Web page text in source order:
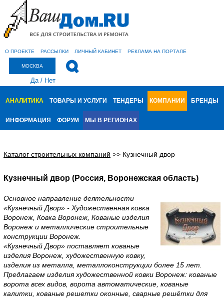
О ПРОЕКТЕ РАССЫЛКИ ЛИЧНЫЙ КАБИНЕТ РЕКЛАМА НА ПОРТАЛЕ
МОСКВА
Да/ Нет
АНАЛИТИКА ТОВАРЫ И УСЛУГИ ТЕНДЕРЫ КОМПАНИИ БРЕНДЫ
ИНФОРМАЦИЯ ФОРУМ МЫ В РЕГИОНАХ
Каталог строительных компаний >> Кузнечный двор
Кузнечный двор (Россия, Воронежская область)
Основное направление деятельности
«Кузнечный Двор» - Художественная ковка
Воронеж, Ковка Воронеж, Кованые изделия
Воронеж и металлические строительные
конструкции Воронеж.
«Кузнечный Двор» поставляет кованые
изделия Воронеж, художественную ковку,
изделия из металла, металлоконструкции более 15 лет.
Предлагаем изделия художественной ковки Воронеж: кованые
ворота всех видов, ворота автоматические, кованые
калитки, кованые решетки оконные, сварные решётки для